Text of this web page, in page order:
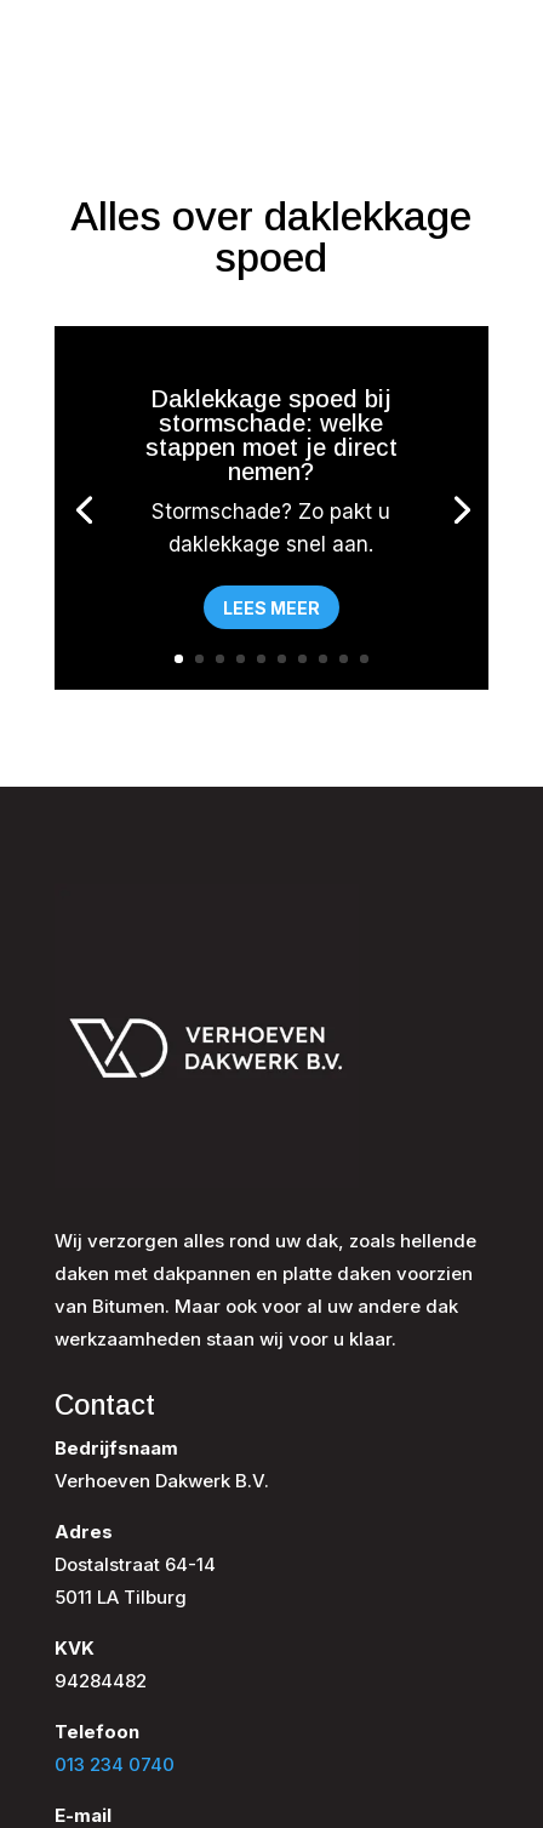
Alles over daklekkage
spoed
Daklekkage spoed bij
stormschade: welke
stappen moet je direct
nemen?
Stormschade? Zo pakt u
daklekkage snel aan.
LEES MEER
Wij verzorgen alles rond uw dak, zoals hellende
daken met dakpannen en platte daken voorzien
van Bitumen. Maar ook voor al uw andere dak
werkzaamheden staan wij voor u klaar.
Contact
Bedrijfsnaam
Verhoeven Dakwerk B.V.
Adres
Dostalstraat 64-14
5011 LA Tilburg
KVK
94284482
Telefoon
013 234 0740
E-mail